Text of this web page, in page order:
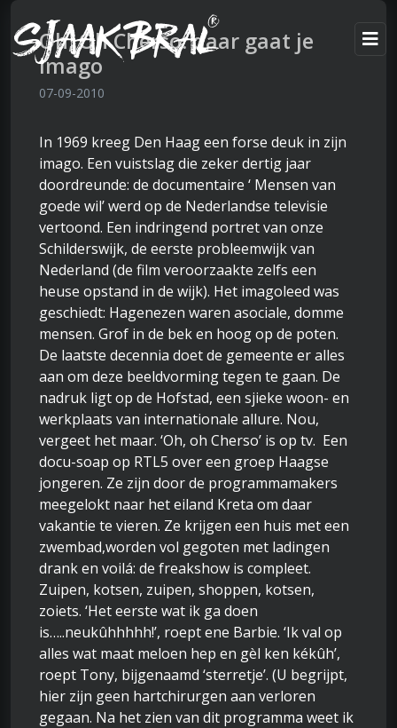
Oh, Oh Cherso: daar gaat je
imago
07-09-2010
In 1969 kreeg Den Haag een forse deuk in zijn
imago. Een vuistslag die zeker dertig jaar
doordreunde: de documentaire ‘ Mensen van
goede wil’ werd op de Nederlandse televisie
vertoond. Een indringend portret van onze
Schilderswijk, de eerste probleemwijk van
Nederland (de film veroorzaakte zelfs een
heuse opstand in de wijk). Het imagoleed was
geschiedt: Hagenezen waren asociale, domme
mensen. Grof in de bek en hoog op de poten.
De laatste decennia doet de gemeente er alles
aan om deze beeldvorming tegen te gaan. De
nadruk ligt op de Hofstad, een sjieke woon- en
werkplaats van internationale allure. Nou,
vergeet het maar. ‘Oh, oh Cherso’ is op tv. Een
docu-soap op RTL5 over een groep Haagse
jongeren. Ze zijn door de programmamakers
meegelokt naar het eiland Kreta om daar
vakantie te vieren. Ze krijgen een huis met een
zwembad,worden vol gegoten met ladingen
drank en voilá: de freakshow is compleet.
Zuipen, kotsen, zuipen, shoppen, kotsen,
zoiets. ‘Het eerste wat ik ga doen
is…..neukûhhhhh!’, roept ene Barbie. ‘Ik val op
alles wat maat meloen hep en gèl ken kékûh’,
roept Tony, bijgenaamd ‘sterretje’. (U begrijpt,
hier zijn geen hartchirurgen aan verloren
gegaan. Na het zien van dit programma weet ik